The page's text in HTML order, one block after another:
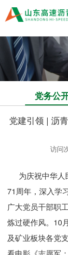
党务公
党建引领 | 沥
访问
为庆祝中华人
71周年，深入学
广大党员干部职
炼过硬作风。10
及矿业板块各党